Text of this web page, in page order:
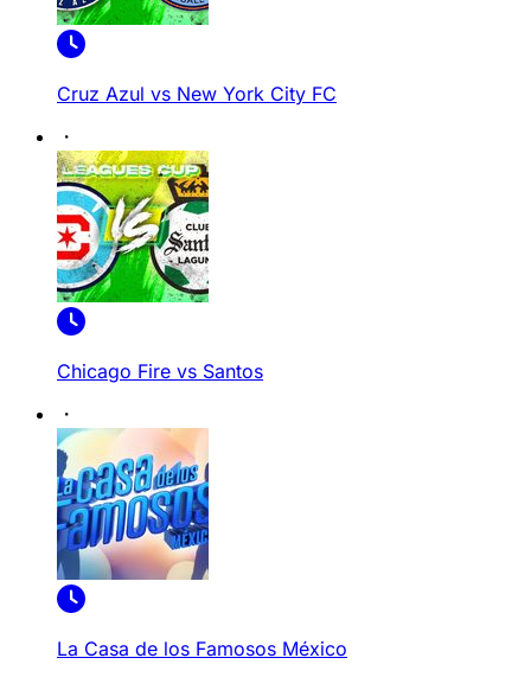
Cruz Azul vs New York City FC
Chicago Fire vs Santos
La Casa de los Famosos México